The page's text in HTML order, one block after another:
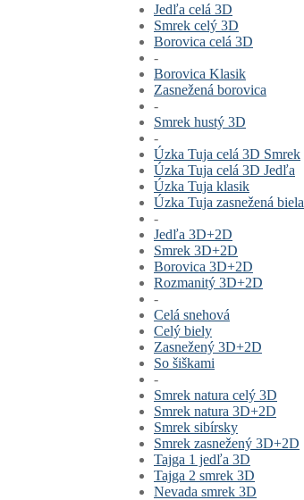
Jedľa celá 3D
Smrek celý 3D
Borovica celá 3D
-
Borovica Klasik
Zasnežená borovica
-
Smrek hustý 3D
-
Úzka Tuja celá 3D Smrek
Úzka Tuja celá 3D Jedľa
Úzka Tuja klasik
Úzka Tuja zasnežená biela
-
Jedľa 3D+2D
Smrek 3D+2D
Borovica 3D+2D
Rozmanitý 3D+2D
-
Celá snehová
Celý biely
Zasnežený 3D+2D
So šiškami
-
Smrek natura celý 3D
Smrek natura 3D+2D
Smrek sibírsky
Smrek zasnežený 3D+2D
Tajga 1 jedľa 3D
Tajga 2 smrek 3D
Nevada smrek 3D